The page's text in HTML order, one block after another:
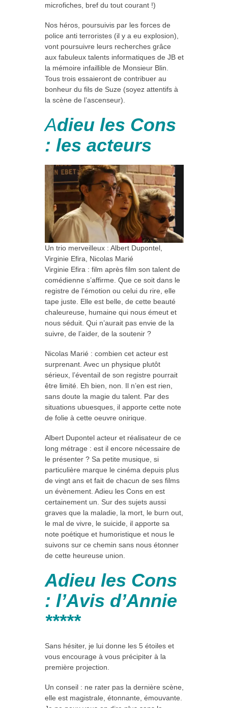
microfiches, bref du tout courant !)
Nos héros, poursuivis par les forces de
police anti terroristes (il y a eu explosion),
vont poursuivre leurs recherches grâce
aux fabuleux talents informatiques de JB et
la mémoire infaillible de Monsieur Blin.
Tous trois essaieront de contribuer au
bonheur du fils de Suze (soyez attentifs à
la scène de l’ascenseur).
Adieu les Cons
: les acteurs
Un trio merveilleux : Albert Dupontel,
Virginie Efira, Nicolas Marié
Virginie Efira : film après film son talent de
comédienne s’affirme. Que ce soit dans le
registre de l’émotion ou celui du rire, elle
tape juste. Elle est belle, de cette beauté
chaleureuse, humaine qui nous émeut et
nous séduit. Qui n’aurait pas envie de la
suivre, de l’aider, de la soutenir ?
Nicolas Marié : combien cet acteur est
surprenant. Avec un physique plutôt
sérieux, l’éventail de son registre pourrait
être limité. Eh bien, non. Il n’en est rien,
sans doute la magie du talent. Par des
situations ubuesques, il apporte cette note
de folie à cette oeuvre onirique.
Albert Dupontel acteur et réalisateur de ce
long métrage : est il encore nécessaire de
le présenter ? Sa petite musique, si
particulière marque le cinéma depuis plus
de vingt ans et fait de chacun de ses films
un évènement. Adieu les Cons en est
certainement un. Sur des sujets aussi
graves que la maladie, la mort, le burn out,
le mal de vivre, le suicide, il apporte sa
note poétique et humoristique et nous le
suivons sur ce chemin sans nous étonner
de cette heureuse union.
Adieu les Cons
: l’Avis d’Annie
*****
Sans hésiter, je lui donne les 5 étoiles et
vous encourage à vous précipiter à la
première projection.
Un conseil : ne rater pas la dernière scène,
elle est magistrale, étonnante, émouvante.